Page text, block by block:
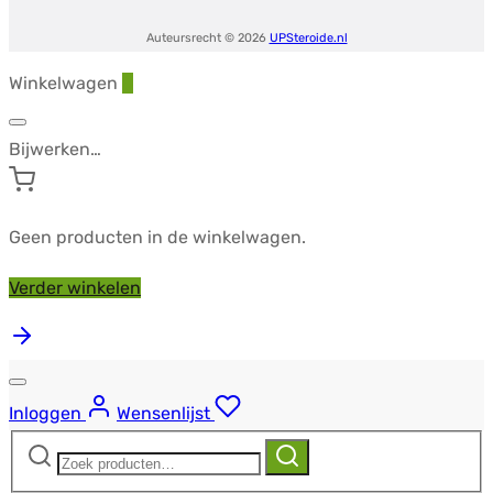
Auteursrecht © 2026 UPSteroide.nl
Winkelwagen
Bijwerken…
Geen producten in de winkelwagen.
Verder winkelen
Inloggen
Wensenlijst
Zoeken
Zoeken